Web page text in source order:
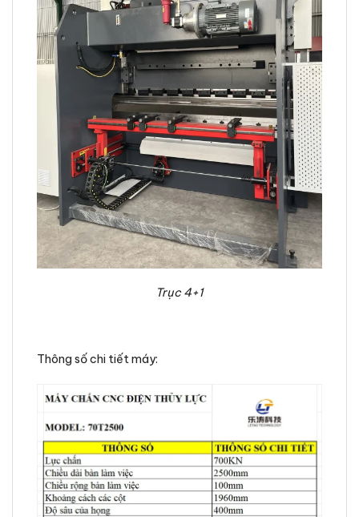
Trục 4+1
Thông số chi tiết máy: